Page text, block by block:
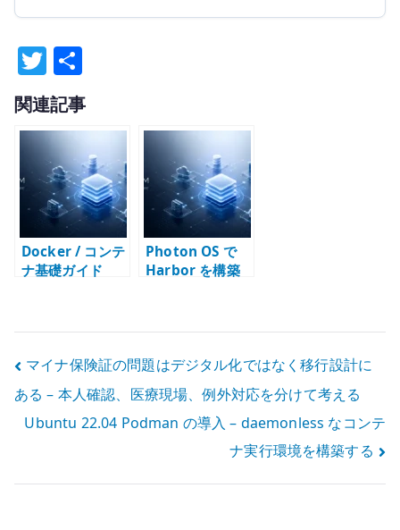
T
w
it
te
r
有
関連記事
Docker / コンテ
ナ基礎ガイド
Photon OS で
Harbor を構築
投
稿
ナ
ビ
マイナ保険証の問題はデジタル化ではなく移行設計に
ある – 本人確認、医療現場、例外対応を分けて考える
Ubuntu 22.04 Podman の導入 – daemonless なコンテ
ナ実行環境を構築する